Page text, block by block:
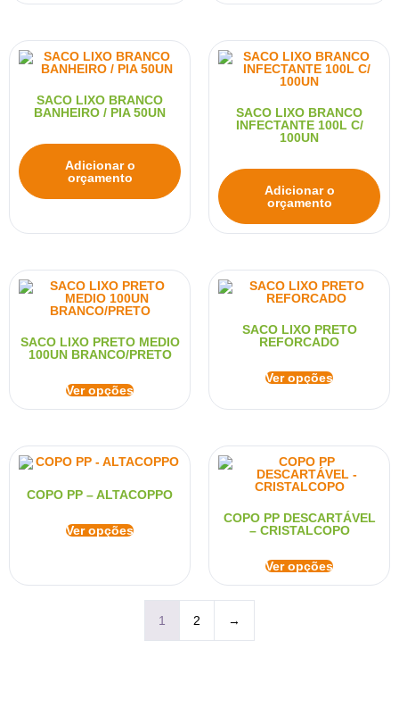
SACO LIXO BRANCO
BANHEIRO / PIA 50UN
Adicionar o
orçamento
SACO LIXO BRANCO
INFECTANTE 100L C/
100UN
Adicionar o
orçamento
SACO LIXO PRETO MEDIO
100UN BRANCO/PRETO
Ver opções
SACO LIXO PRETO
REFORCADO
Ver opções
COPO PP – ALTACOPPO
Ver opções
COPO PP DESCARTÁVEL
– CRISTALCOPO
Ver opções
1 2 →